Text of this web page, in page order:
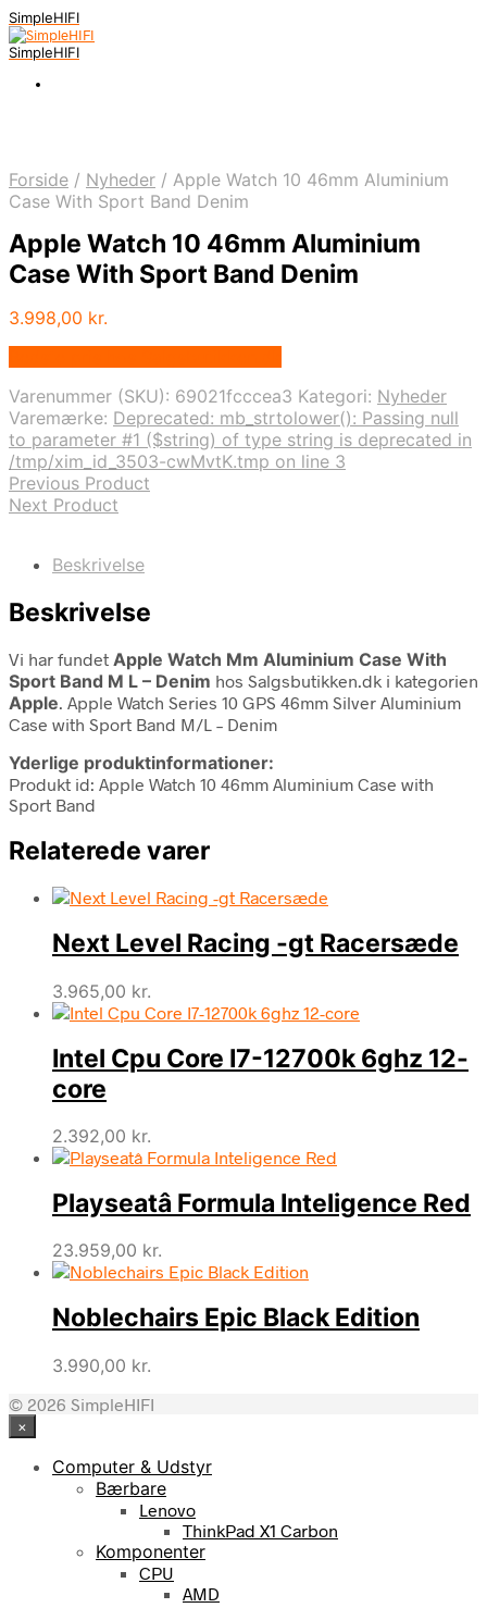
SimpleHIFI
SimpleHIFI
Forside / Nyheder / Apple Watch 10 46mm Aluminium
Case With Sport Band Denim
Apple Watch 10 46mm Aluminium
Case With Sport Band Denim
3.998,00 kr.
Varenummer (SKU): 69021fcccea3 Kategori: Nyheder
Varemærke: Deprecated: mb_strtolower(): Passing null
to parameter #1 ($string) of type string is deprecated in
/tmp/xim_id_3503-cwMvtK.tmp on line 3
Previous Product
Next Product
Beskrivelse
Beskrivelse
Vi har fundet Apple Watch Mm Aluminium Case With
Sport Band M L – Denim hos Salgsbutikken.dk i kategorien
Apple. Apple Watch Series 10 GPS 46mm Silver Aluminium
Case with Sport Band M/L – Denim
Yderlige produktinformationer:
Produkt id: Apple Watch 10 46mm Aluminium Case with
Sport Band
Relaterede varer
Next Level Racing -gt Racersæde
3.965,00 kr.
Intel Cpu Core I7-12700k 6ghz 12-
core
2.392,00 kr.
Playseatâ Formula Inteligence Red
23.959,00 kr.
Noblechairs Epic Black Edition
3.990,00 kr.
© 2026 SimpleHIFI
×
Computer & Udstyr
Bærbare
Lenovo
ThinkPad X1 Carbon
Komponenter
CPU
AMD